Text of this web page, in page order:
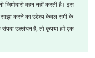
जिम्मेदारी वहन नहीं करती है। इस
करने का उद्देश्य केवल सभी के
संपदा उल्लंघन है, तो कृपया हमें एक